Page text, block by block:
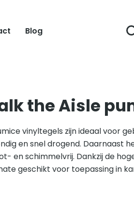
Blog
the Aisle
vinyltegels zijn ideaal voor
en snel drogend. Daarnaast
en schimmelvrij. Dankzij de
geschikt voor toepassing in